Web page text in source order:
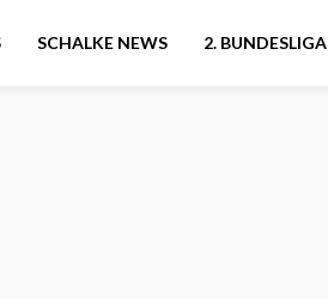
SCHALKE NEWS 2. BUNDESLIGA